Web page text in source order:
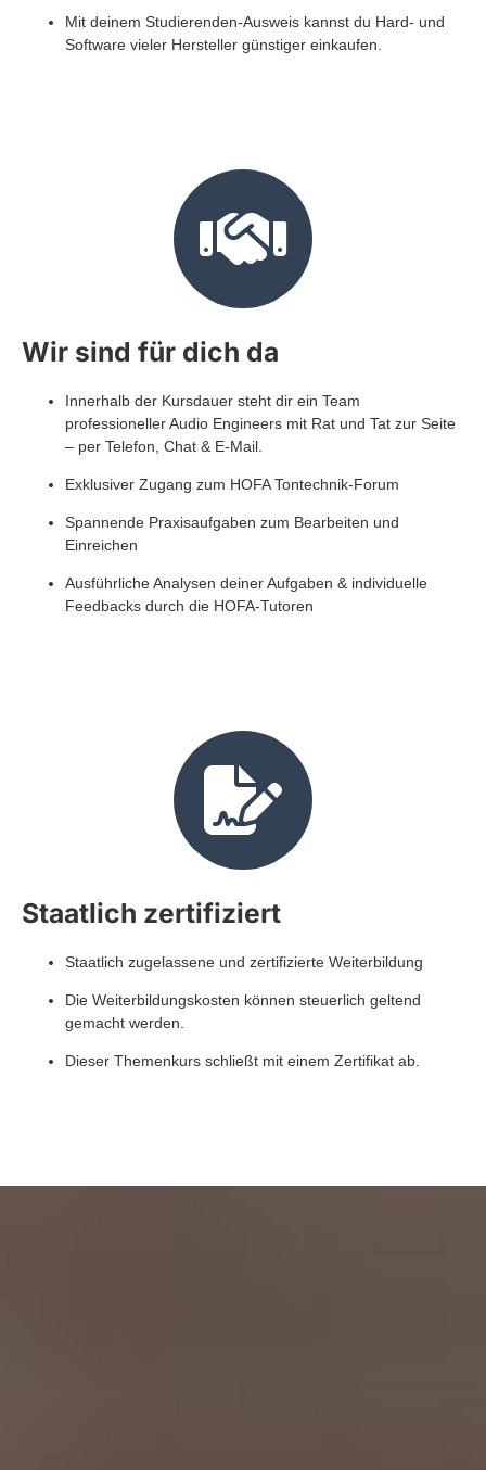
Mit deinem Studierenden-Ausweis kannst du Hard- und
Software vieler Hersteller günstiger einkaufen.
Wir sind für dich da
Innerhalb der Kursdauer steht dir ein Team
professioneller Audio Engineers mit Rat und Tat zur Seite
– per Telefon, Chat & E-Mail.
Exklusiver Zugang zum HOFA Tontechnik-Forum
Spannende Praxisaufgaben zum Bearbeiten und
Einreichen
Ausführliche Analysen deiner Aufgaben & individuelle
Feedbacks durch die HOFA-Tutoren
Staatlich zertifiziert
Staatlich zugelassene und zertifizierte Weiterbildung
Die Weiterbildungskosten können steuerlich geltend
gemacht werden.
Dieser Themenkurs schließt mit einem Zertifikat ab.